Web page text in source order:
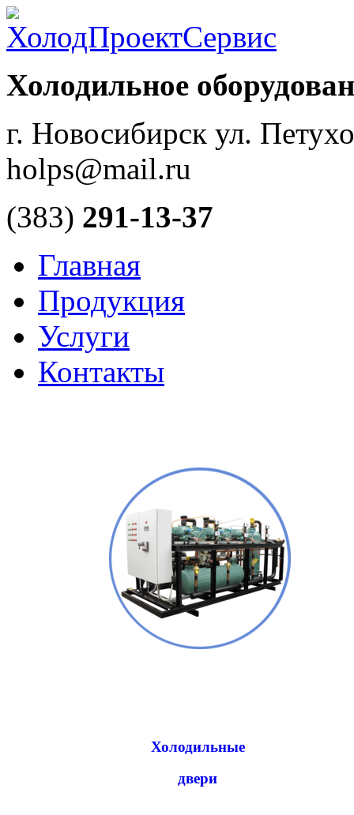
Холодильное
г. Новосибирск ул.
holps@mail.ru
(383) 291-13-37
Главная
Продукция
Услуги
Контакты
Холодильные
двери